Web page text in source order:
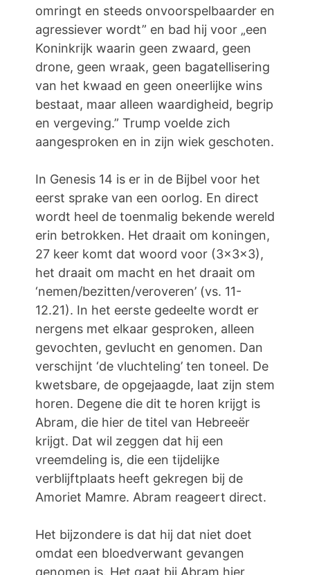
omringt en steeds onvoorspelbaarder en
agressiever wordt” en bad hij voor „een
Koninkrijk waarin geen zwaard, geen
drone, geen wraak, geen bagatellisering
van het kwaad en geen oneerlijke wins
bestaat, maar alleen waardigheid, begrip
en vergeving.” Trump voelde zich
aangesproken en in zijn wiek geschoten.
In Genesis 14 is er in de Bijbel voor het
eerst sprake van een oorlog. En direct
wordt heel de toenmalig bekende wereld
erin betrokken. Het draait om koningen,
27 keer komt dat woord voor (3x3x3),
het draait om macht en het draait om
‘nemen/bezitten/veroveren’ (vs. 11-
12.21). In het eerste gedeelte wordt er
nergens met elkaar gesproken, alleen
gevochten, gevlucht en genomen. Dan
verschijnt ‘de vluchteling’ ten toneel. De
kwetsbare, de opgejaagde, laat zijn stem
horen. Degene die dit te horen krijgt is
Abram, die hier de titel van Hebreeër
krijgt. Dat wil zeggen dat hij een
vreemdeling is, die een tijdelijke
verblijftplaats heeft gekregen bij de
Amoriet Mamre. Abram reageert direct.
Het bijzondere is dat hij dat niet doet
omdat een bloedverwant gevangen
genomen is. Het gaat bij Abram hier